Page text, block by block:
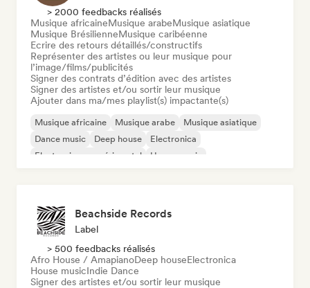
> 2000 feedbacks réalisés
Musique africaineMusique arabeMusique asiatique
Musique BrésilienneMusique caribéenne
Ecrire des retours détaillés/constructifs
Représenter des artistes ou leur musique pour
l’image/films/publicités
Signer des contrats d’édition avec des artistes
Signer des artistes et/ou sortir leur musique
Ajouter dans ma/mes playlist(s) impactante(s)
Musique africaine Musique arabe
Musique asiatique
Dance music
Deep house
Electronica
Electronique expérimental
House music
Beachside Records
Label
> 500 feedbacks réalisés
Afro House / AmapianoDeep houseElectronica
House musicIndie Dance
Signer des artistes et/ou sortir leur musique